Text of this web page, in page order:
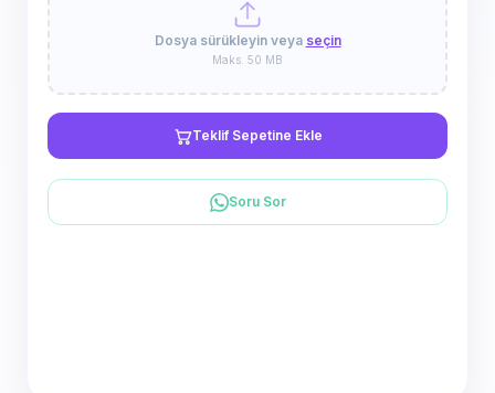
Dosya sürükleyin veya seçin
Maks. 50 MB
Teklif Sepetine Ekle
Soru Sor